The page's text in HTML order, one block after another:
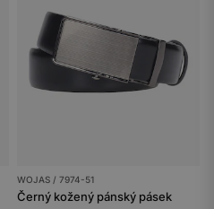
WOJAS / 7974-51
Černý kožený pánský pásek